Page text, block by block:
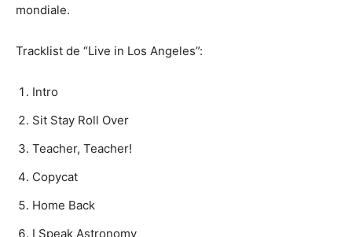
mondiale.
Tracklist de “Live in Los Angeles”:
Intro
Sit Stay Roll Over
Teacher, Teacher!
Copycat
Home Back
I Speak Astronomy